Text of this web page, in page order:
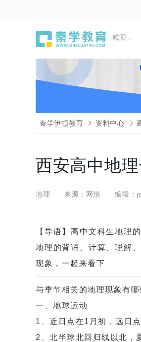
咸阳
秦学伊顿教育 资料中心
西安高中地
地理 来源：网络 编辑：
【导语】高中文科生地理
地理的背诵、计算、理解
现象，一起来看下
与季节相关的地理现象有哪
一、地球运动
1、近日点在1月初，远日点
2、北半球北回归线以北，